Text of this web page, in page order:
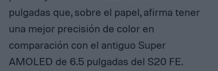
pulgadas que, sobre el papel, afirma tener
una mejor precisión de color en
comparación con el antiguo Super
AMOLED de 6.5 pulgadas del S20 FE.